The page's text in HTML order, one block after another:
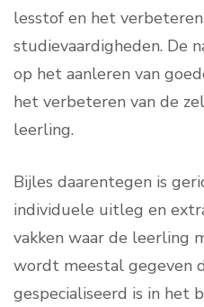
lesstof en het
studievaardigheden. De
op het aanleren van
het verbeteren van de
leerling.
Bijles daarentegen is
individuele uitleg en
vakken waar de leerling
wordt meestal gegeven
gespecialiseerd is in het